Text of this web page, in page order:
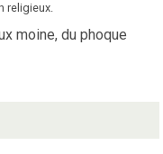
religieux.
moine, du phoque